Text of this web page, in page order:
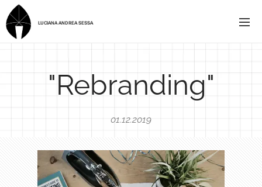
LUCIANA ANDREA SESSA
"Rebranding"
01.12.2019